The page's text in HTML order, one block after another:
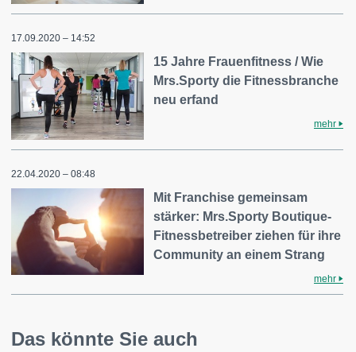
17.09.2020 – 14:52
15 Jahre Frauenfitness / Wie
Mrs.Sporty die Fitnessbranche
neu erfand
mehr
22.04.2020 – 08:48
Mit Franchise gemeinsam
stärker: Mrs.Sporty Boutique-
Fitnessbetreiber ziehen für ihre
Community an einem Strang
mehr
Das könnte Sie auch